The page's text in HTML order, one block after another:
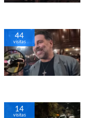
44
visitas
14
visitas